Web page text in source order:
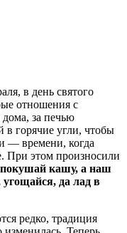
в день святого
отношения с
за печью
в горячие угли, чтобы
— времени, когда
При этом произносили
кашу, а наш
да лад в
редко, традиция